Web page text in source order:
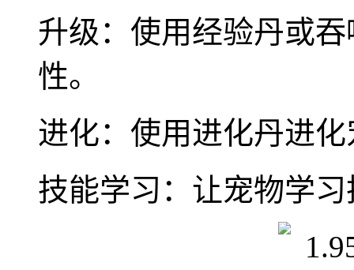
升级：使用经验丹或
性。
进化：使用进化丹进
技能学习：让宠物学